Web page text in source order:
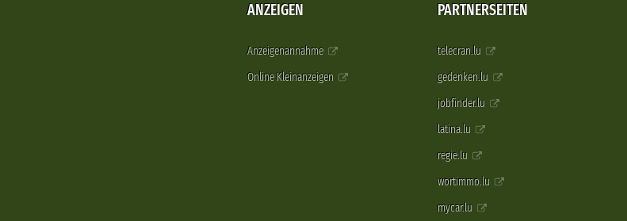
ANZEIGEN
Anzeigenannahme
Online Kleinanzeigen
PARTNERSEITEN
telecran.lu
gedenken.lu
jobfinder.lu
latina.lu
regie.lu
wortimmo.lu
mycar.lu